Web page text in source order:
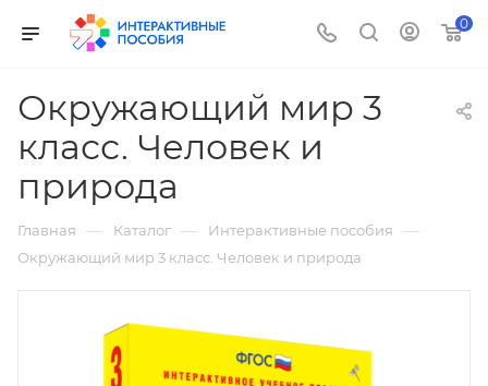
0
Окружающий мир 3
класс. Человек и
природа
Главная — Каталог — Интерактивные пособия —
Окружающий мир 3 класс. Человек и природа